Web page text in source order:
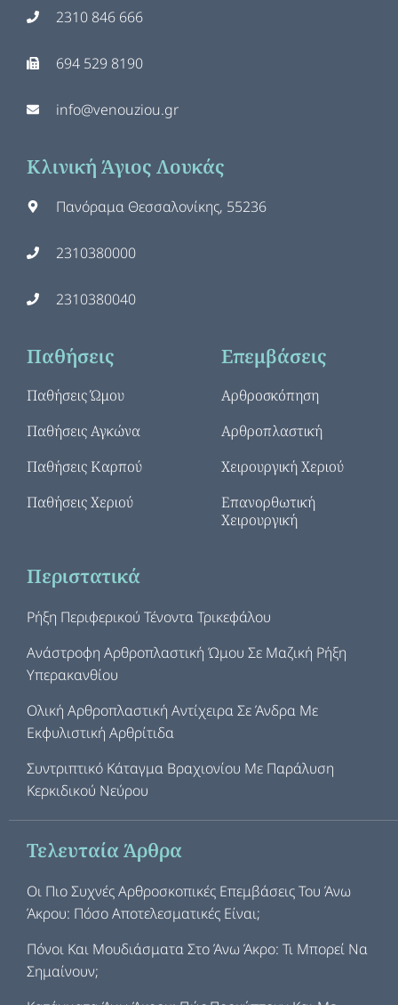
2310 846 666
694 529 8190
info@venouziou.gr
Κλινική Άγιος Λουκάς
Πανόραμα Θεσσαλονίκης, 55236
2310380000
2310380040
Παθήσεις
Παθήσεις Ώμου
Παθήσεις Αγκώνα
Παθήσεις Καρπού
Παθήσεις Χεριού
Επεμβάσεις
Αρθροσκόπηση
Αρθροπλαστική
Χειρουργική Χεριού
Επανορθωτική
Χειρουργική
Περιστατικά
Ρήξη Περιφερικού Τένοντα Τρικεφάλου
Ανάστροφη Αρθροπλαστική Ώμου Σε Μαζική Ρήξη
Υπερακανθίου
Ολική Αρθροπλαστική Αντίχειρα Σε Άνδρα Με
Εκφυλιστική Αρθρίτιδα
Συντριπτικό Κάταγμα Βραχιονίου Με Παράλυση
Κερκιδικού Νεύρου
Τελευταία Άρθρα
Οι Πιο Συχνές Αρθροσκοπικές Επεμβάσεις Του Άνω
Άκρου: Πόσο Αποτελεσματικές Είναι;
Πόνοι Και Μουδιάσματα Στο Άνω Άκρο: Τι Μπορεί Να
Σημαίνουν;